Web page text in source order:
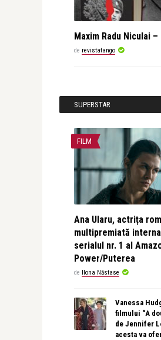
Maxim Radu Niculai –
de revistatango
SUPERSTAR
FILM
Ana Ularu, actrița
multipremiată
serialul nr. 1 al
Power/Puterea
de Ilona Năstase
Vanessa
filmului “A
de Jennifer
acesta va